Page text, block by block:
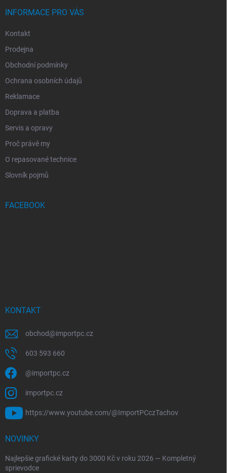
INFORMACE PRO VÁS
Kontakt
Prodejna
Obchodní podmínky
Ochrana osobních údajů
Reklamace
Doprava a platba
Servis a opravy
Proč právě my
O repasované technice
Slovník pojmů
FACEBOOK
KONTAKT
obchod@importpc.cz
603 593 660
@importpc.cz
importpc.cz
https://www.youtube.com/@ImportPCczTachov
NOVINKY
Najlepšie grafické karty do 3000 Kč v roku 2026 — Kompletný
sprievodce